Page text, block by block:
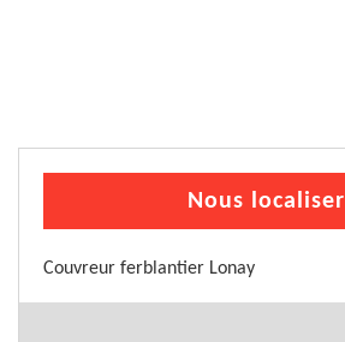
Nous localiser
Couvreur ferblantier Lonay